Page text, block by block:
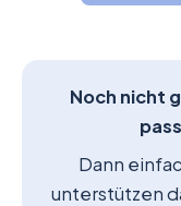
Noch nicht
Dann
unterstützen